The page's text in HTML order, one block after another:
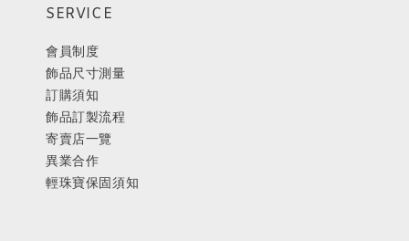
SERVICE
會員制度
飾品尺寸測量
訂購須知
飾品訂製流程
寄賣店一覽
異業合作
輕珠寶保固須知